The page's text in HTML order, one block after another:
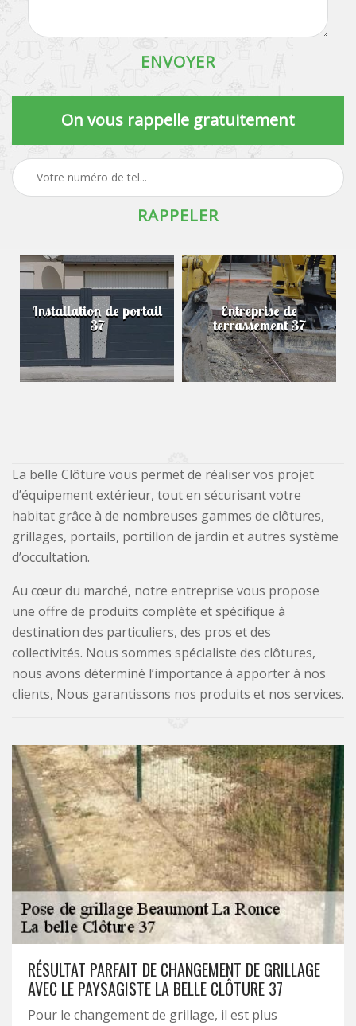
On vous rappelle gratuitement
Installation de portail
37
Entreprise de
terrassement 37
La belle Clôture vous permet de réaliser vos projet
d’équipement extérieur, tout en sécurisant votre
habitat grâce à de nombreuses gammes de clôtures,
grillages, portails, portillon de jardin et autres système
d’occultation.
Au cœur du marché, notre entreprise vous propose
une offre de produits complète et spécifique à
destination des particuliers, des pros et des
collectivités. Nous sommes spécialiste des clôtures,
nous avons déterminé l’importance à apporter à nos
clients, Nous garantissons nos produits et nos services.
RÉSULTAT PARFAIT DE CHANGEMENT DE GRILLAGE
AVEC LE PAYSAGISTE LA BELLE CLÔTURE 37
Pour le changement de grillage, il est plus